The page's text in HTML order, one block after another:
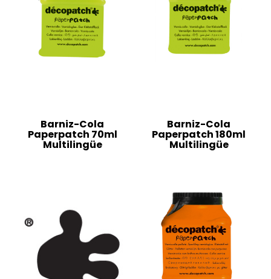
Barniz-Cola
Paperpatch 70ml
Multilingüe
Barniz-Cola
Paperpatch 180ml
Multilingüe